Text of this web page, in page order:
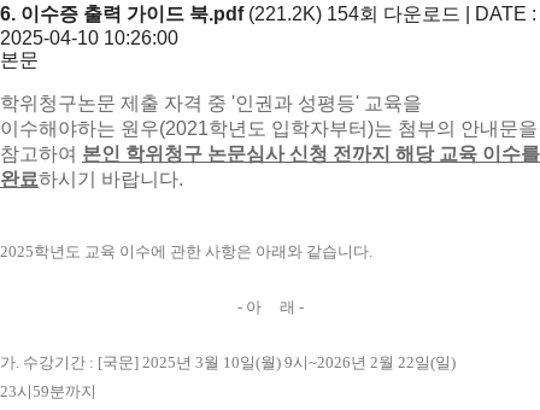
6. 이수증 출력 가이드 북.pdf (221.2K) 154회 다운로드 | DATE :
2025-04-10 10:26:00
본문
학위청구논문 제출 자격 중 '인권과 성평등' 교육을
이수해야하는 원우(2021학년도 입학자부터)는 첨부의 안내문을
참고하여 본인 학위청구 논문심사 신청 전까지 해당 교육 이수를
완료하시기 바랍니다.
2025학년도 교육 이수에 관한 사항은 아래와 같습니다.
- 아 래 -
가. 수강기간 : [국문] 2025년 3월 10일(월) 9시~2026년 2월 22일(일)
23시59분까지